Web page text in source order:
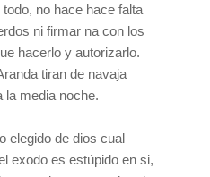
no hace hace falta
ni firmar na con los
hacerlo y autorizarlo.
tiran de navaja
la media noche.
elegido de dios cual
exodo es estúpido en si,